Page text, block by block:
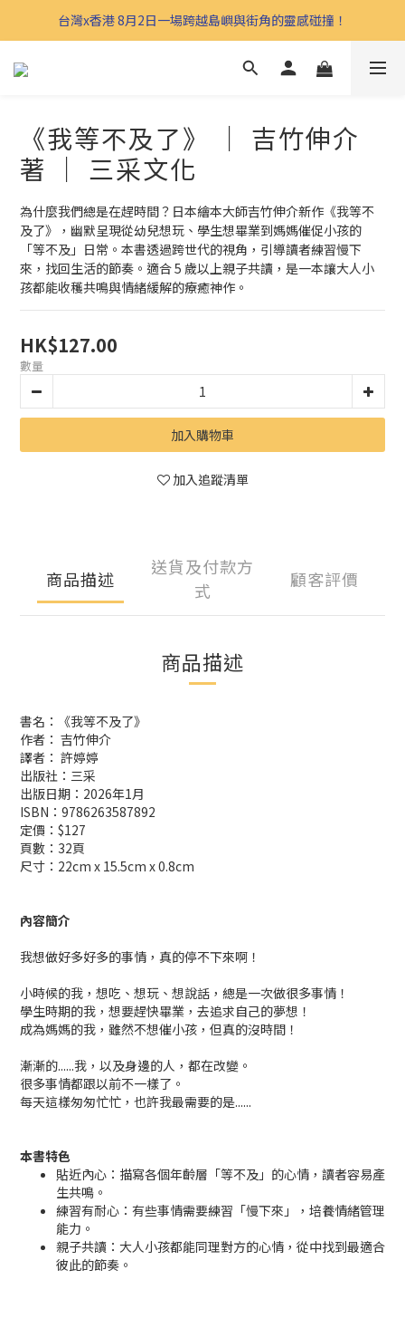
台灣x香港 8月2日一場跨越島嶼與街角的靈感碰撞！
《我等不及了》 ｜ 吉竹伸介
著 ｜ 三采文化
為什麼我們總是在趕時間？日本繪本大師吉竹伸介新作《我等不
及了》，幽默呈現從幼兒想玩、學生想畢業到媽媽催促小孩的
「等不及」日常。本書透過跨世代的視角，引導讀者練習慢下
來，找回生活的節奏。適合 5 歲以上親子共讀，是一本讓大人小
孩都能收穫共鳴與情緒緩解的療癒神作。
HK$127.00
數量
加入購物車
加入追蹤清單
商品描述
送貨及付款方
式
顧客評價
商品描述
書名：《我等不及了》
作者： 吉竹伸介
譯者： 許婷婷
出版社：三采
出版日期：2026年1月
ISBN：9786263587892
定價：$127
頁數：32頁
尺寸：22cm x 15.5cm x 0.8cm
內容簡介
我想做好多好多的事情，真的停不下來啊！
小時候的我，想吃、想玩、想說話，總是一次做很多事情！
學生時期的我，想要趕快畢業，去追求自己的夢想！
成為媽媽的我，雖然不想催小孩，但真的沒時間！
漸漸的......我，以及身邊的人，都在改變。
很多事情都跟以前不一樣了。
每天這樣匆匆忙忙，也許我最需要的是......
本書特色
貼近內心：描寫各個年齡層「等不及」的心情，讀者容易產
生共鳴。
練習有耐心：有些事情需要練習「慢下來」，培養情緒管理
能力。
親子共讀：大人小孩都能同理對方的心情，從中找到最適合
彼此的節奏。